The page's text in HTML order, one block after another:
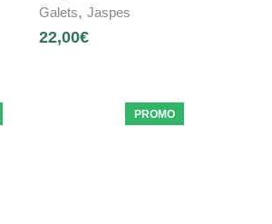
Galets,Jaspes
22,00€
PROMO